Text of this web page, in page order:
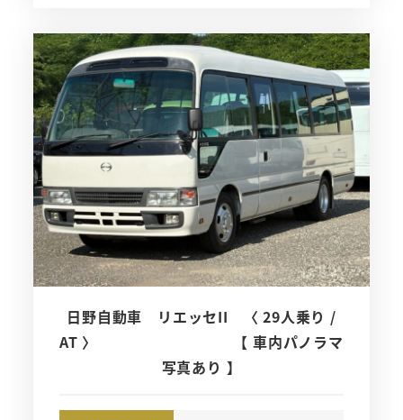
日野自動車 リエッセII 〈 29人乗り /
AT 〉 【 車内パノラマ
写真あり 】